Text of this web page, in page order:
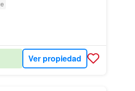
Ver propiedad